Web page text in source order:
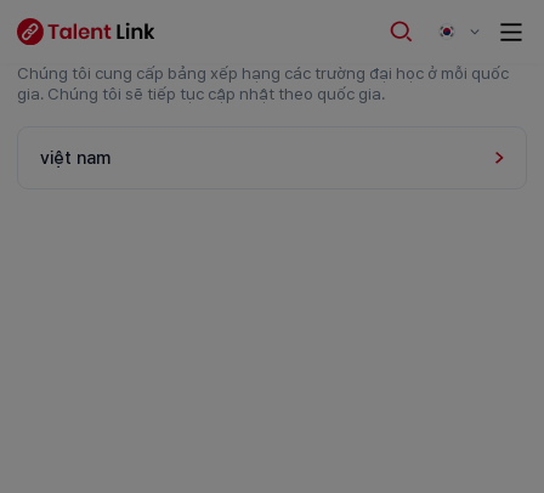
Chúng tôi cung cấp bảng xếp hạng các trường đại học ở mỗi quốc
gia. Chúng tôi sẽ tiếp tục cập nhật theo quốc gia.
việt nam